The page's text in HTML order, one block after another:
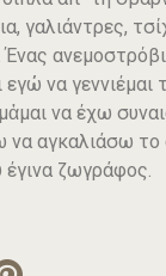
γαλιάντρες,
Ένας
να γεννιέμαι
να έχω
να αγκαλιάσω
ζωγράφος.